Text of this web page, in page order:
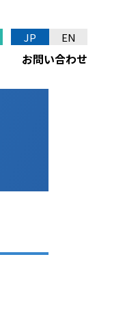
JP EN
お問い合わせ